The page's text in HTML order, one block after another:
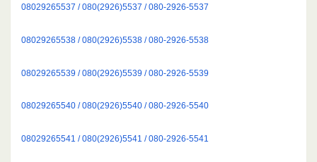
08029265537 / 080(2926)5537 / 080-2926-5537
08029265538 / 080(2926)5538 / 080-2926-5538
08029265539 / 080(2926)5539 / 080-2926-5539
08029265540 / 080(2926)5540 / 080-2926-5540
08029265541 / 080(2926)5541 / 080-2926-5541